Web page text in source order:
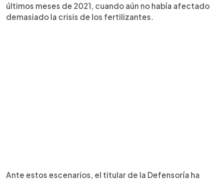
últimos meses de 2021, cuando aún no había afectado
demasiado la crisis de los fertilizantes.
Ante estos escenarios, el titular de la Defensoría ha